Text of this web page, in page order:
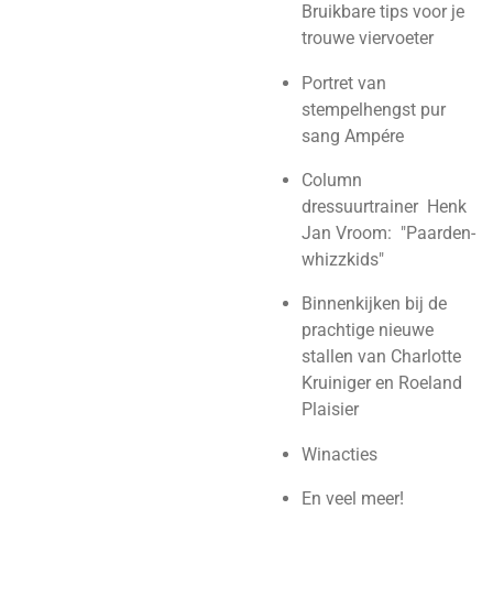
Bruikbare tips voor je
trouwe viervoeter
Portret van
stempelhengst pur
sang Ampére
Column
dressuurtrainer Henk
Jan Vroom: "Paarden-
whizzkids"
Binnenkijken bij de
prachtige nieuwe
stallen van Charlotte
Kruiniger en Roeland
Plaisier
Winacties
En veel meer!